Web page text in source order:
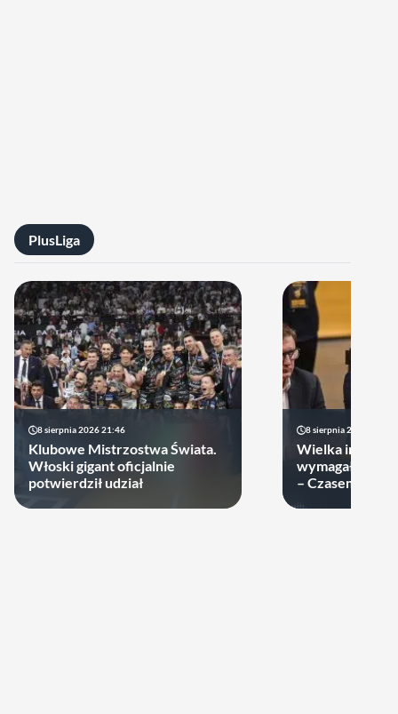
PlusLiga
8 sierpnia 2026 21:46
Klubowe Mistrzostwa Świata.
Włoski gigant oficjalnie
potwierdził udział
8 sierpnia 2026 19:22
Wielka impreza
wymagała
– Czasem